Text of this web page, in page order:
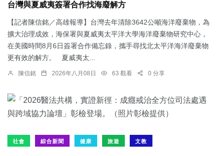
台灣與夏威夷簽署合作找海廢解方
【記者陳信銘／高雄報導】台灣去年清除3642公噸海洋廢棄物，為
擴大治理成效，海保署與夏威夷太平洋大學海洋廢棄物研究中心，
在美國時間8月6日簽署合作備忘錄，攜手尋找北太平洋海洋廢棄物
更有效的解方。 夏威夷太...
陳信銘 2026年八月08日 63 觀看 0 分享
社會 綜合新聞 健康 旅遊 文教